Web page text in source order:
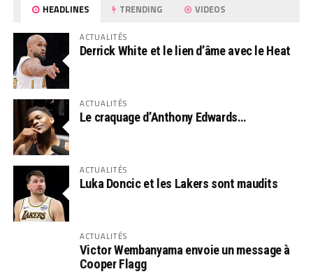
HEADLINES TRENDING VIDEOS
ACTUALITÉS
Derrick White et le lien d’âme avec le Heat
ACTUALITÉS
Le craquage d’Anthony Edwards…
ACTUALITÉS
Luka Doncic et les Lakers sont maudits
ACTUALITÉS
Victor Wembanyama envoie un message à
Cooper Flagg